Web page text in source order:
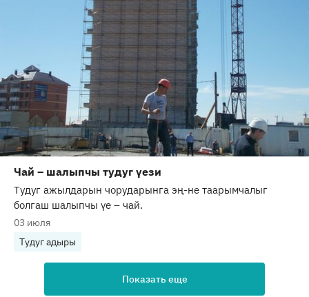
Чай – шалыпчы тудуг үези
Тудуг ажылдарын чорударынга эң-не таарымчалыг
болгаш шалыпчы үе – чай.
03 июля
Тудуг адыры
Показать еще